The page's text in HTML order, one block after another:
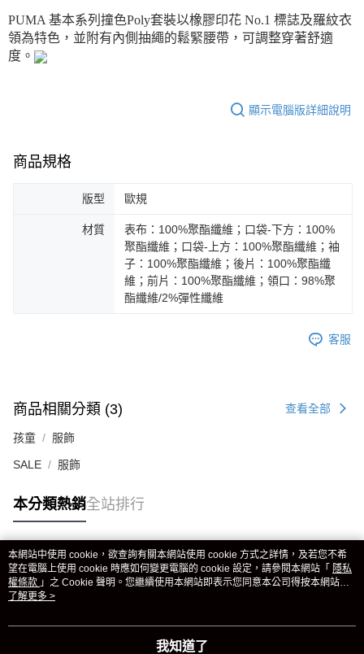
宅配貨到付款(離島恕不配送)
每筆NT$180
PUMA 基本系列撞色Poly套裝以橡膠印花 No.1 標誌及羅紋衣
領為特色，並附有內側抽繩的鬆緊腰帶，可調整穿著舒適
度。
顯示電腦版詳細說明
商品規格
版型 歐規
材質
表布：100%聚酯纖維；口袋-下方：100%
聚酯纖維；口袋-上方：100%聚酯纖維；袖
子：100%聚酯纖維；後片：100%聚酯纖
維；前片：100%聚酯纖維；領口：98%聚
酯纖維/2%彈性纖維
客服
商品相關分類 (3) 查看全部
孩童 服飾
SALE 服飾
本分類熱銷全站排行
熱門標籤
本網站中使用 cookie，欲查詢有關本網站使用 cookie 方式之詳情，及若您不希
望在電腦上使用 cookie 時應如何變更電腦的 cookie 設定，請參閱本網站「 隱私
權條款 」之 Cookie 聲明。您繼續使用本網站即表示您同意本公司得按本網站使
用條款之 Cookie 聲明使用 cookie。
了解更多 >
我知道了